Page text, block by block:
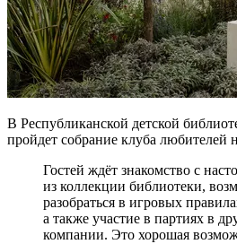
В Республиканской детской
пройдет собрание клуба любителей
Гостей ждёт знакомство с
из коллекции библиотеки,
разобраться в игровых
а также участие в партиях в
компании. Это хорошая